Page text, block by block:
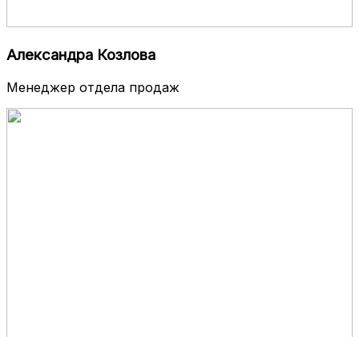
Александра Козлова
Менеджер отдела продаж